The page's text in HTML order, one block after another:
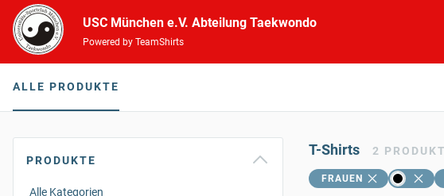
USC München e.V. Abteilung Taekwondo
Powered by TeamShirts
ALLE PRODUKTE
PRODUKTE
Alle Kategorien
T-Shirts 2
FRAUEN